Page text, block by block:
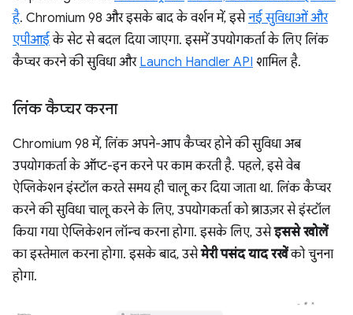
है. Chromium 98 और इसके बाद के वर्शन में, इसेनई सुविधाओं और
एपीआईके सेट से बदल दिया जाएगा. इसमें उपयोगकर्ता के लिए लिंक
कैप्चर करने की सुविधा और Launch Handler API शामिल है.
लिंक कैप्चर करना
Chromium 98 में, लिंक अपने-आप कैप्चर होने की सुविधा अब
उपयोगकर्ता के ऑप्ट-इन करने पर काम करती है. पहले, इसे वेब
ऐप्लिकेशन इंस्टॉल करते समय ही चालू कर दिया जाता था. लिंक कैप्चर
करने की सुविधा चालू करने के लिए, उपयोगकर्ता को ब्राउज़र से इंस्टॉल
किया गया ऐप्लिकेशन लॉन्च करना होगा. इसके लिए, उसेइससे खोलें
का इस्तेमाल करना होगा. इसके बाद, उसेमेरी पसंद याद रखेंको चुनना
होगा.